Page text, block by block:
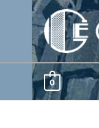
Перейти
содержимому
0